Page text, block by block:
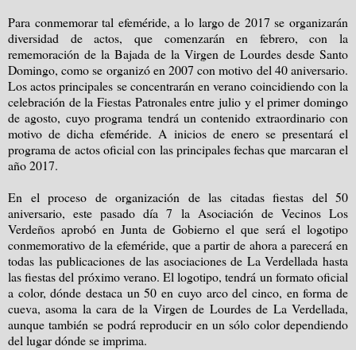
Para conmemorar tal efeméride, a lo largo de 2017 se organizarán
diversidad de actos, que comenzarán en febrero, con la
rememoración de la Bajada de la Virgen de Lourdes desde Santo
Domingo, como se organizó en 2007 con motivo del 40 aniversario.
Los actos principales se concentrarán en verano coincidiendo con la
celebración de la Fiestas Patronales entre julio y el primer domingo
de agosto, cuyo programa tendrá un contenido extraordinario con
motivo de dicha efeméride. A inicios de enero se presentará el
programa de actos oficial con las principales fechas que marcaran el
año 2017.
En el proceso de organización de las citadas fiestas del 50
aniversario, este pasado día 7 la Asociación de Vecinos Los
Verdeños aprobó en Junta de Gobierno el que será el logotipo
conmemorativo de la efeméride, que a partir de ahora a parecerá en
todas las publicaciones de las asociaciones de La Verdellada hasta
las fiestas del próximo verano. El logotipo, tendrá un formato oficial
a color, dónde destaca un 50 en cuyo arco del cinco, en forma de
cueva, asoma la cara de la Virgen de Lourdes de La Verdellada,
aunque también se podrá reproducir en un sólo color dependiendo
del lugar dónde se imprima.